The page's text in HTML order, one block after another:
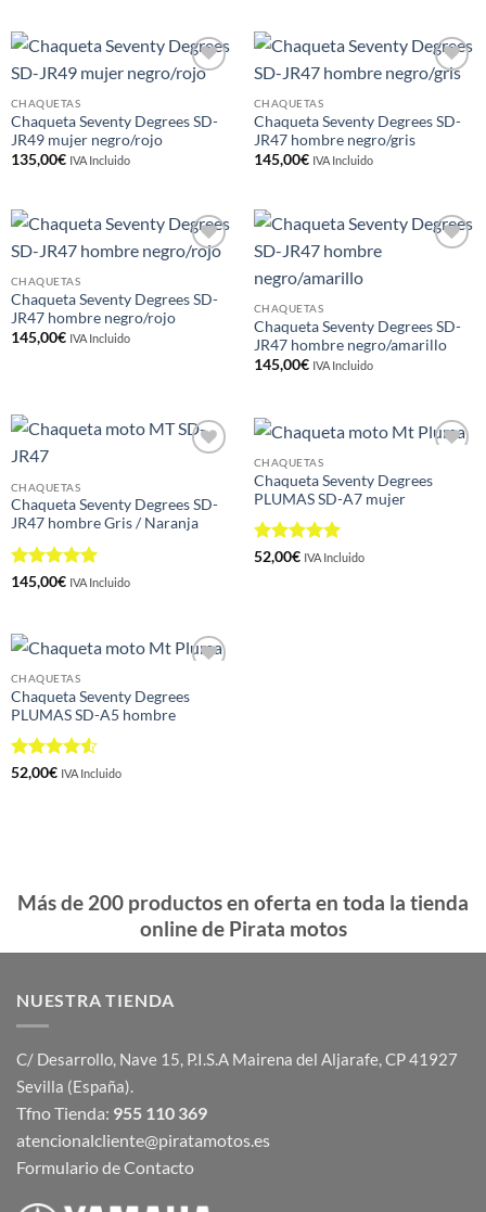
Añadir
lista de
deseos
CHAQUETAS
Chaqueta Seventy Degrees SD-
JR49 mujer negro/rojo
135,00€ IVA Incluido
Añadir
lista de
deseos
CHAQUETAS
Chaqueta Seventy Degrees SD-
JR47 hombre negro/gris
145,00€ IVA Incluido
Añadir
lista de
deseos
CHAQUETAS
Chaqueta Seventy Degrees SD-
JR47 hombre negro/rojo
145,00€ IVA Incluido
CHAQUETAS
Chaqueta Seventy Degrees SD-
JR47 hombre negro/amarillo
145,00€ IVA Incluido
lista de
deseos
CHAQUETAS
Chaqueta Seventy Degrees SD-
JR47 hombre Gris / Naranja
Valorado
145,00€ IVA Incluido
CHAQUETAS
Chaqueta Seventy Degrees
PLUMAS SD-A7 mujer
Valorado
52,00€ IVA Incluido
CHAQUETAS
Chaqueta Seventy Degrees
PLUMAS SD-A5 hombre
Valorado
52,00€ IVA Incluido
Más de 200 productos en oferta en toda la tienda
online de Pirata motos
NUESTRA TIENDA
C/ Desarrollo, Nave 15, P.I.S.A Mairena del Aljarafe, CP 41927
Sevilla (España).
Tfno Tienda: 955 110 369
atencionalcliente@piratamotos.es
Formulario de Contacto